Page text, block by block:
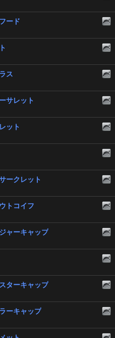
ード
ス
サレット
ット
ークレット
トコイフ
ャーキャップ
ターキャップ
ーキャップ